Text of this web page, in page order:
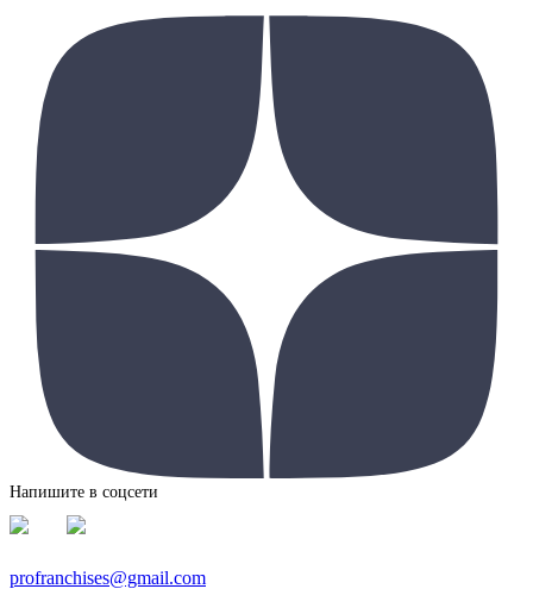
Напишите в соцсети
profranchises@gmail.com